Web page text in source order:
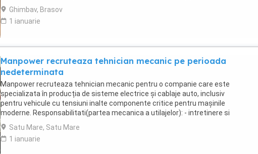
monitorizeaza și execută ...
Ghimbav, Brasov
1 ianuarie
Manpower recruteaza tehnician mecanic pe perioada
nedeterminata
Manpower recruteaza tehnician mecanic pentru o companie care este
specializata în producția de sisteme electrice și cablaje auto, inclusiv
pentru vehicule cu tensiuni inalte componente critice pentru mașinile
moderne. Responsabilitati(partea mecanica a utilajelor): - intretinere si
reparatii mecanice ...
Satu Mare, Satu Mare
1 ianuarie